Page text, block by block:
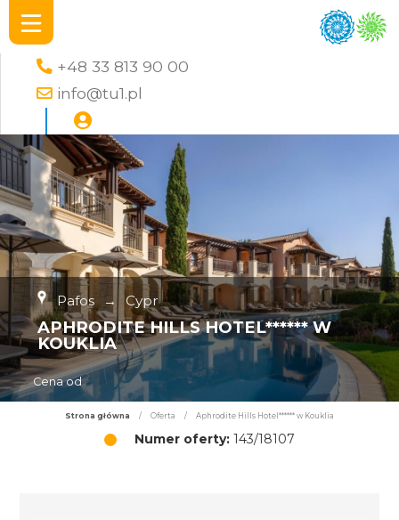
+48 33 813 90 00
info@tu1.pl
Pafos → Cypr
APHRODITE HILLS HOTEL****** W
KOUKLIA
Cena od
Strona główna / Oferta / Aphrodite Hills Hotel****** w Kouklia
Numer oferty: 143/18107